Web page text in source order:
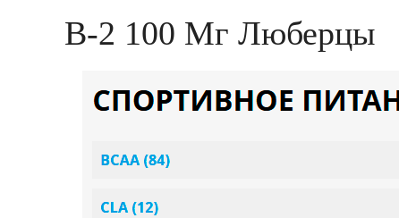
B-2 100 Мг Люберцы